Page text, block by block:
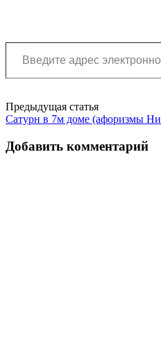
Введите адрес электронной почты…
Post
navigation
Предыдущая статья
Сатурн в 7м доме (афоризмы
Добавить комментарий